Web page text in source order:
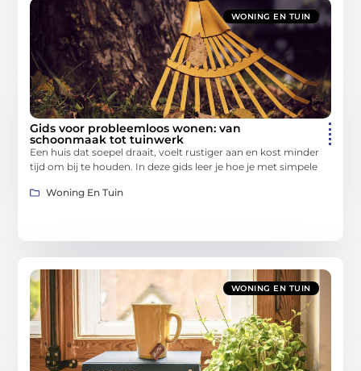
WONING EN TUIN
Gids voor probleemloos wonen: van
schoonmaak tot tuinwerk
Een huis dat soepel draait, voelt rustiger aan en kost minder
tijd om bij te houden. In deze gids leer je hoe je met simpele
Woning En Tuin
WONING EN TUIN